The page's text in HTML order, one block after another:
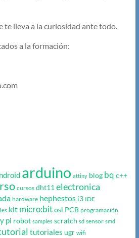
te lleva a la curiosidad ante todo.
a la formación:
arduino attiny blog bq c++
cursos dht11 electronica
hardware hephestos i3 IDE
kit micro:bit osl PCB programación
pi robot samples scratch sd sensor smd
tutoriales ugr wifi